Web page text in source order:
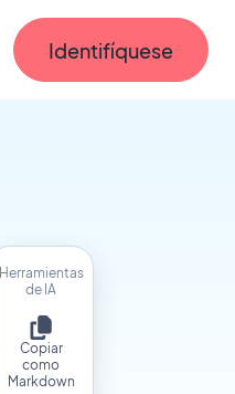
Identifíquese
Herramientas
de IA
Copiar
como
Markdown